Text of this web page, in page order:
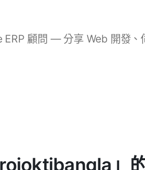
顧問 — 分享 Web 開發、
」